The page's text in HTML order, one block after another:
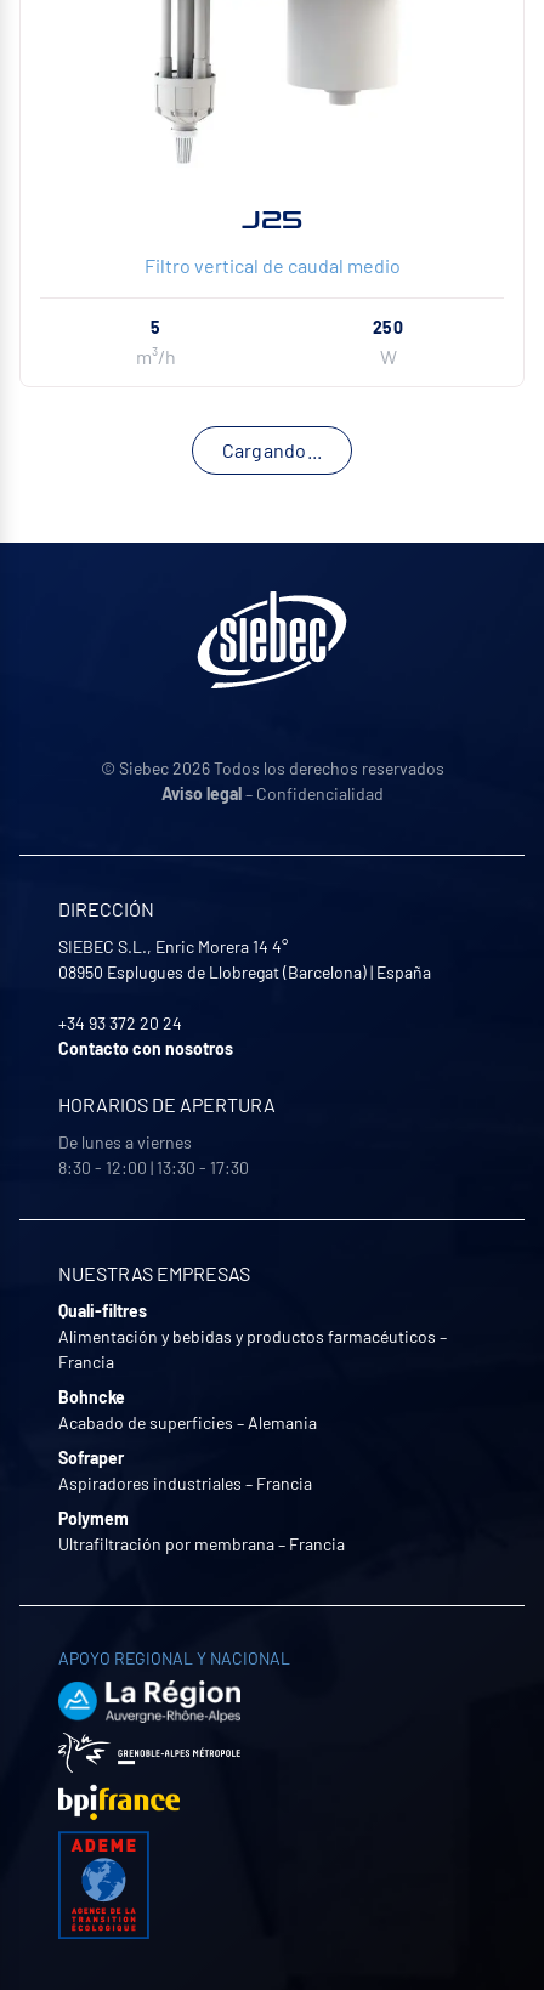
J25
Filtro vertical de caudal medio
5
m³/h
250
W
Cargando...
© Siebec 2026 Todos los derechos reservados
Aviso legal– Confidencialidad
DIRECCIÓN
SIEBEC S.L., Enric Morera 14 4°
08950 Esplugues de Llobregat (Barcelona)| España
+34 93 372 20 24
Contacto con nosotros
HORARIOS DE APERTURA
De lunes a viernes
8:30 - 12:00 | 13:30 - 17:30
NUESTRAS EMPRESAS
Quali-filtres
Alimentación y bebidas y productos farmacéuticos –
Francia
Bohncke
Acabado de superficies – Alemania
Sofraper
Aspiradores industriales – Francia
Polymem
Ultrafiltración por membrana – Francia
APOYO REGIONAL Y NACIONAL